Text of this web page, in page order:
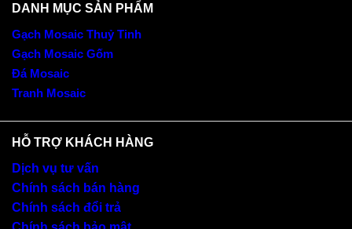
DANH MỤC SẢN PHẨM
Gạch Mosaic Thuỷ Tinh
Gạch Mosaic Gốm
Đá Mosaic
Tranh Mosaic
HỖ TRỢ KHÁCH HÀNG
Dịch vụ tư vấn
Chính sách bán hàng
Chính sách đổi trả